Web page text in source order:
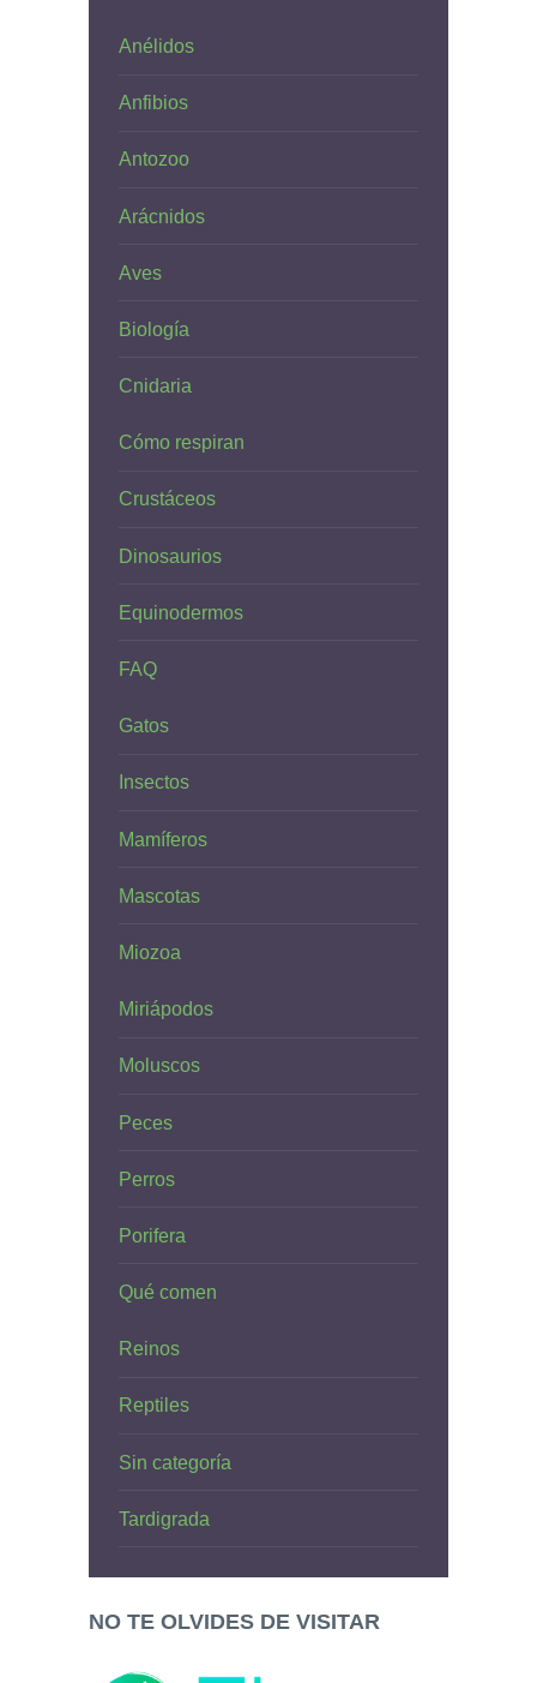
Anélidos
Anfibios
Antozoo
Arácnidos
Aves
Biología
Cnidaria
Cómo respiran
Crustáceos
Dinosaurios
Equinodermos
FAQ
Gatos
Insectos
Mamíferos
Mascotas
Miozoa
Miriápodos
Moluscos
Peces
Perros
Porifera
Qué comen
Reinos
Reptiles
Sin categoría
Tardigrada
NO TE OLVIDES DE VISITAR